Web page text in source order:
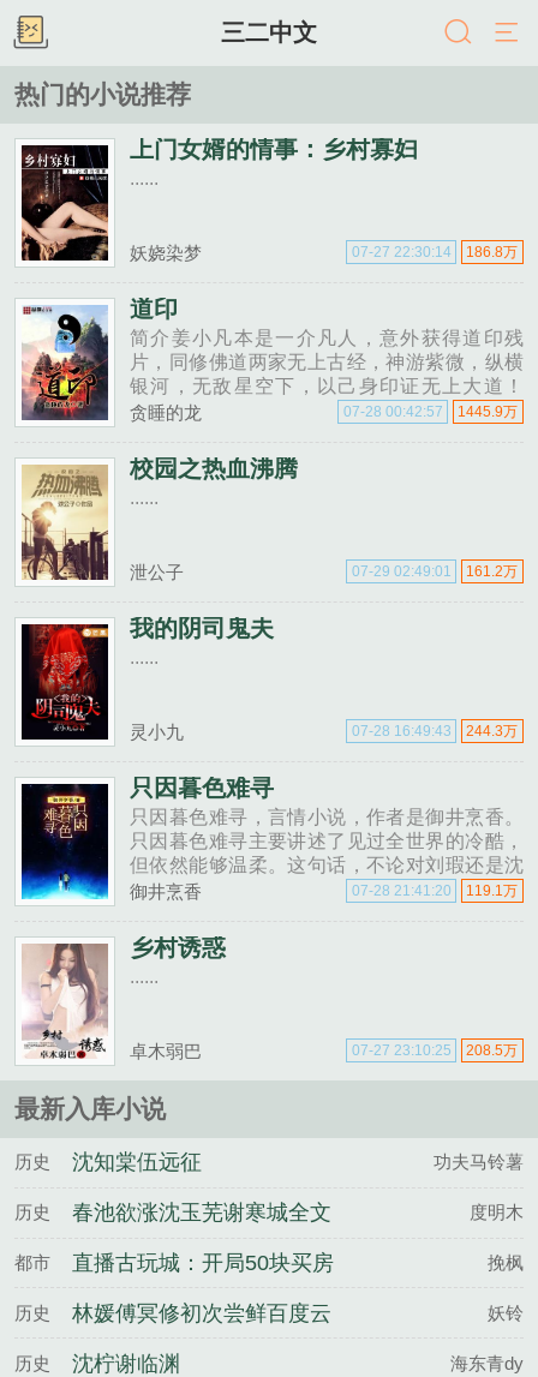
三二中文
热门的小说推荐
上门女婿的情事：乡村寡妇
......
妖娆染梦 186.8万
07-27 22:30:14
道印
简介姜小凡本是一介凡人，意外获得道印残
片，同修佛道两家无上古经，神游紫微，纵横
银河，无敌星空下，以己身印证无上大道！
VIP订阅群，万龙巢392547615，欢迎亲们加
贪睡的龙 1445.9万
07-28 00:42:57
校园之热血沸腾
......
泄公子 161.2万
07-29 02:49:01
我的阴司鬼夫
......
灵小九 244.3万
07-28 16:49:43
只因暮色难寻
只因暮色难寻，言情小说，作者是御井烹香。
只因暮色难寻主要讲述了见过全世界的冷酷，
但依然能够温柔。这句话，不论对刘瑕还是沈
钦而言，都可适用！我是个文案废，强行煽情
的爱情故事，还有心理学推理......
御井烹香 119.1万
07-28 21:41:20
乡村诱惑
......
卓木弱巴 208.5万
07-27 23:10:25
最新入库小说
历史 沈知棠伍远征 功夫马铃薯
历史
春池欲涨沈玉芜谢寒城全文
完整版
度明木
都市
直播古玩城：开局50块买房
买车！
挽枫
历史 林媛傅冥修初次尝鲜百度云 妖铃
历史 沈柠谢临渊 海东青dy